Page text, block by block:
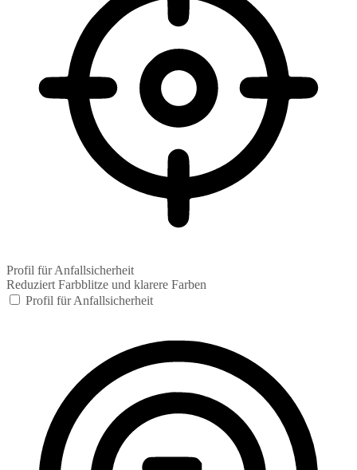
Profil für Anfallsicherheit
Reduziert Farbblitze und klarere Farben
Profil für Anfallsicherheit